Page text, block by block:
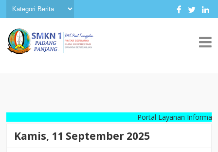
Portal Layanan Informasi
Kamis, 11 September 2025